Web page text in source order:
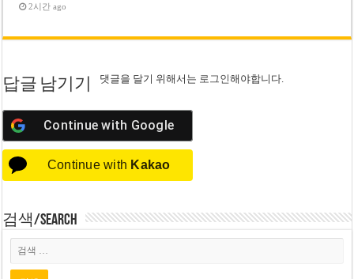
2시간 ago
답글 남기기 댓글을 달기 위해서는 로그인해야합니다.
Continue with Google
Continue with Kakao
검색/Search